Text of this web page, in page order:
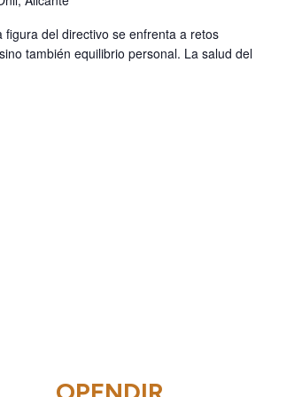
del directivo se enfrenta a retos
también equilibrio personal. La salud del